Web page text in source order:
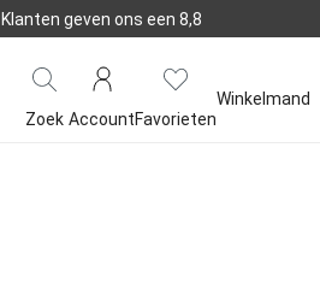
Klanten geven ons een 8,8
Zoek AccountFavorieten
Winkelmand